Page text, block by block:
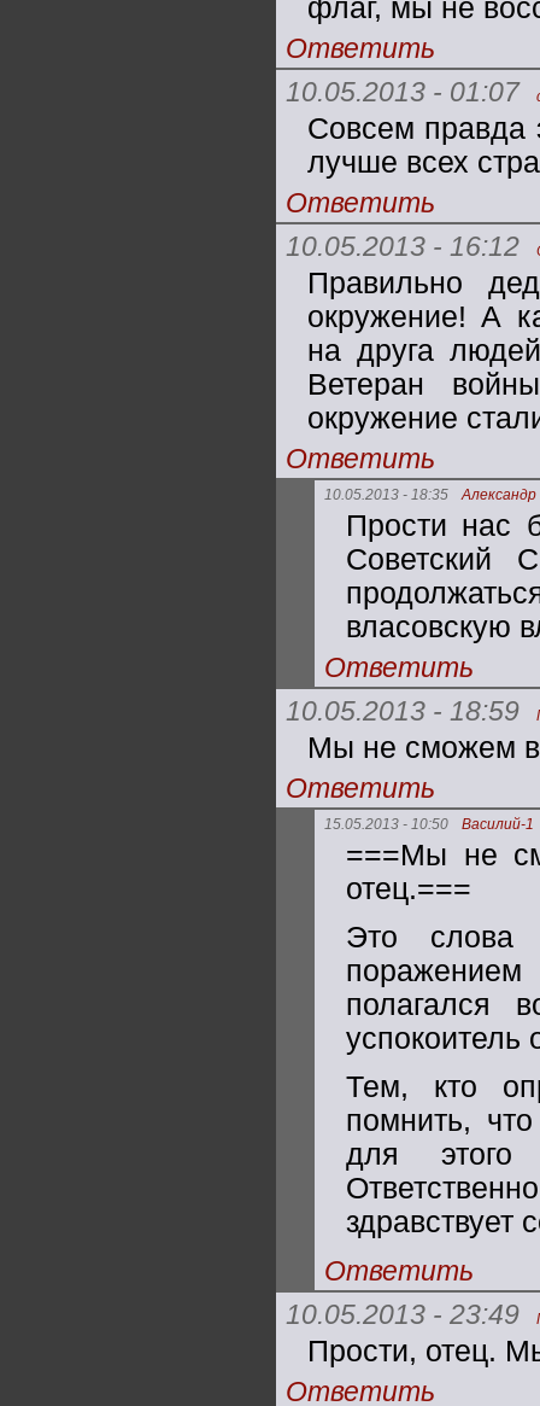
флаг, мы не
Ответить
10.05.2013 - 01:07
Совсем правда
лучше всех
Ответить
10.05.2013 - 16:12
Правильно
окружение! А
на друга
Ветеран
окружение
Ответить
10.05.2013 - 18:35 Александр
Прости нас
Советский
власовскую
Ответить
10.05.2013 - 18:59
Мы не сможем
Ответить
15.05.2013 - 10:50 Василий-1
===Мы не
отец.===
Это слова
полагался
успокоитель
Тем, кто
помнить,
для
здравствует
Ответить
10.05.2013 - 23:49
Прости, отец.
Ответить